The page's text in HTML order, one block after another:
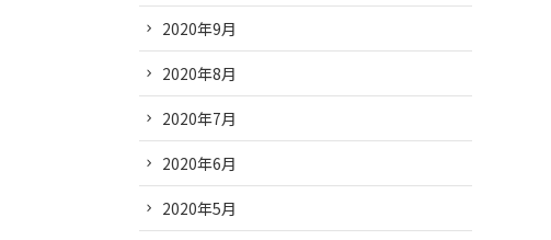
2020年9月
2020年8月
2020年7月
2020年6月
2020年5月